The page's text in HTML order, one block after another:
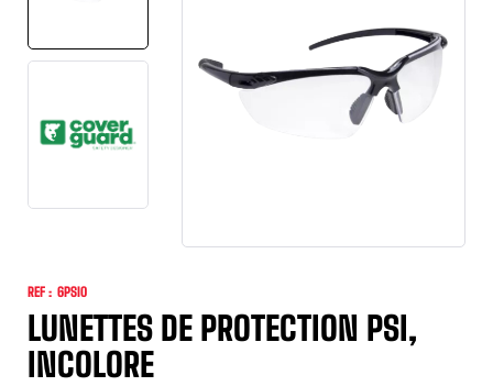
REF : 6PSI0
LUNETTES DE PROTECTION PSI,
INCOLORE